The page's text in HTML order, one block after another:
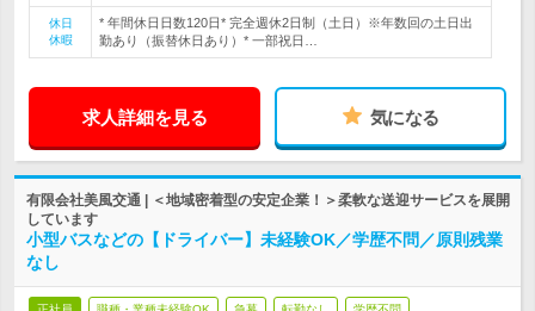
休日
休暇
* 年間休日日数120日* 完全週休2日制（土日）※年数回の土日出
勤あり（振替休日あり）* 一部祝日…
求人詳細を見る 気になる
有限会社美風交通 | ＜地域密着型の安定企業！＞柔軟な送迎サービスを展開
しています
小型バスなどの【ドライバー】未経験OK／学歴不問／原則残業
なし